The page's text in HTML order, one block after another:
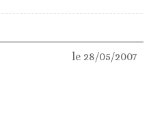
le 28/05/2007